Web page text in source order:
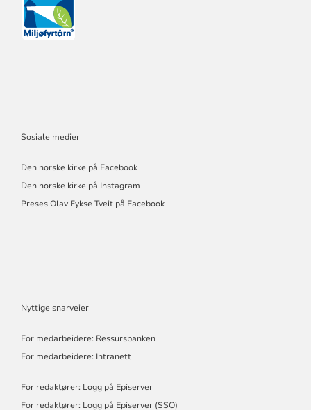
Sosiale medier
Den norske kirke på Facebook
Den norske kirke på Instagram
Preses Olav Fykse Tveit på Facebook
Nyttige snarveier
For medarbeidere: Ressursbanken
For medarbeidere: Intranett
For redaktører: Logg på Episerver
For redaktører: Logg på Episerver (SSO)